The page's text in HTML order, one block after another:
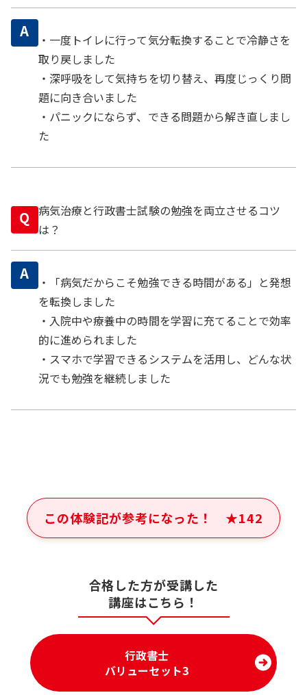
A
・一度トイレに行って気分転換することで冷静さを
取り戻しました
・深呼吸をして気持ちを切り替え、再度じっくり問
題に向き合いました
・パニックにならず、できる問題から解き直しまし
た
Q 病気治療と行政書士試験の勉強を両立させるコツ
は？
A
・「病気だからこそ勉強できる時間がある」と発想
を転換しました
・入院中や療養中の時間を学習に充てることで効率
的に進められました
・スマホで学習できるシステムを活用し、どんな状
況でも勉強を継続しました
この体験記が参考になった！ ★142
合格した方が受講した
講座はこちら！
行政書士
バリューセット3